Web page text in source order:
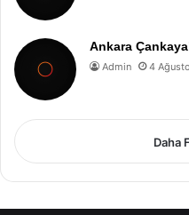
Ankara
Admin 4
Daha